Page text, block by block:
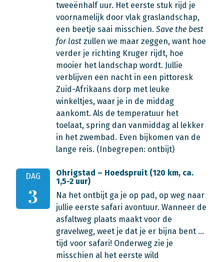
tweeënhalf uur. Het eerste stuk rijd je
voornamelijk door vlak graslandschap,
een beetje saai misschien. Save the best
for last zullen we maar zeggen, want hoe
verder je richting Kruger rijdt, hoe
mooier het landschap wordt. Jullie
verblijven een nacht in een pittoresk
Zuid-Afrikaans dorp met leuke
winkeltjes, waar je in de middag
aankomt. Als de temperatuur het
toelaat, spring dan vanmiddag al lekker
in het zwembad. Even bijkomen van de
lange reis. (Inbegrepen: ontbijt)
DAG
3
Ohrigstad – Hoedspruit (120 km, ca.
1,5-2 uur)
Na het ontbijt ga je op pad, op weg naar
jullie eerste safari avontuur. Wanneer de
asfaltweg plaats maakt voor de
gravelweg, weet je dat je er bijna bent …
tijd voor safari! Onderweg zie je
misschien al het eerste wild